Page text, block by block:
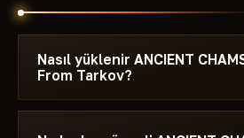
Nasıl yüklenir ANCIENT
From Tarkov?
Ödeme sonrası indirme
talimat alırsın: Escape From